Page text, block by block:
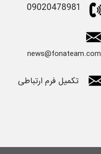
09020478981
news@fonateam.com
تکمیل فرم ارتباطی